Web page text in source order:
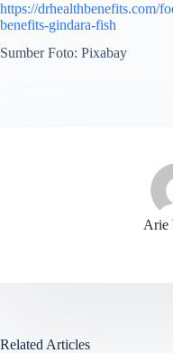
https://drhealthbenefits.com/
benefits-gindara-fish
Sumber Foto: Pixabay
Arie
Related Articles